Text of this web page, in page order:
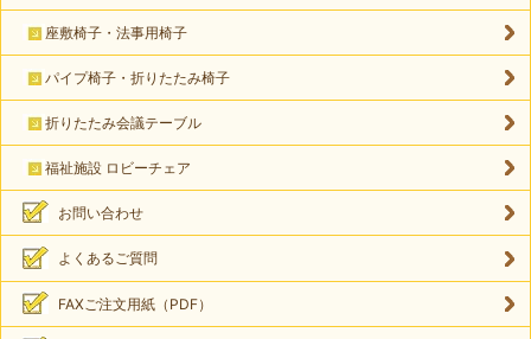
座敷椅子・法事用椅子
パイプ椅子・折りたたみ椅子
折りたたみ会議テーブル
福祉施設 ロビーチェア
お問い合わせ
よくあるご質問
FAXご注文用紙（PDF）